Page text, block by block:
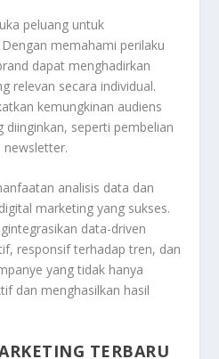
peluang untuk
memahami perilaku
dapat menghadirkan
relevan secara individual.
kemungkinan audiens
diinginkan, seperti pembelian
analisis data dan
marketing yang sukses.
data-driven
responsif terhadap tren, dan
yang tidak hanya
dan menghasilkan hasil
TERBARU